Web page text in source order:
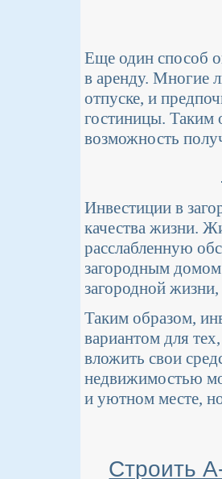
Еще один способ
в аренду. Многие
отпуске, и
гостиницы. Таким
возможность
Инвестиции в
качества жизни.
расслабленную
загородным домом
загородной
Таким образом,
вариантом для
вложить свои
недвижимостью
и уютном месте,
Строить